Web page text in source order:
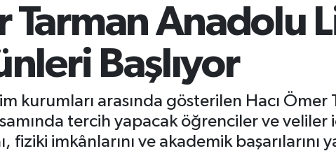
Tarman Anadolu
Başlıyor
kurumları arasında gösterilen Hacı
tercih yapacak öğrenciler ve veliler
fiziki imkânlarını ve akademik başarılarını